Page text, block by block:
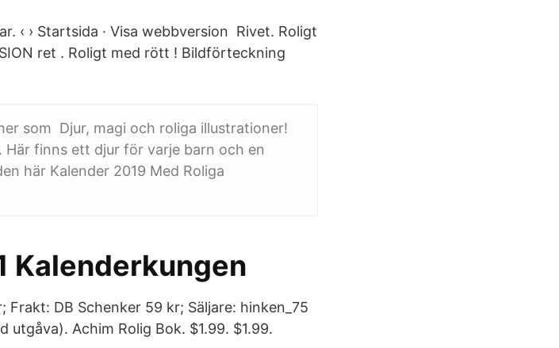
‹ › Startsida · Visa webbversion Rivet. Roligt
ret . Roligt med rött ! Bildförteckning
som Djur, magi och roliga illustrationer!
finns ett djur för varje barn och en
här Kalender 2019 Med Roliga
Kalenderkungen
DB Schenker 59 kr; Säljare: hinken_75
Achim Rolig Bok. $1.99. $1.99.